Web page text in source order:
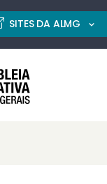
SITES DA ALMG